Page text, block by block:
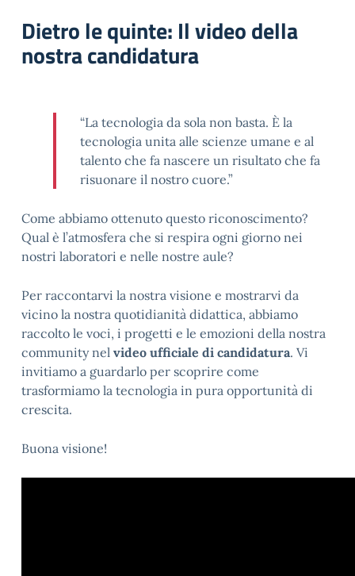
Dietro le quinte: Il video della
nostra candidatura
“La tecnologia da sola non basta. È la
tecnologia unita alle scienze umane e al
talento che fa nascere un risultato che fa
risuonare il nostro cuore.”
Come abbiamo ottenuto questo riconoscimento?
Qual è l’atmosfera che si respira ogni giorno nei
nostri laboratori e nelle nostre aule?
Per raccontarvi la nostra visione e mostrarvi da
vicino la nostra quotidianità didattica, abbiamo
raccolto le voci, i progetti e le emozioni della nostra
community nel video ufficiale di candidatura. Vi
invitiamo a guardarlo per scoprire come
trasformiamo la tecnologia in pura opportunità di
crescita.
Buona visione!